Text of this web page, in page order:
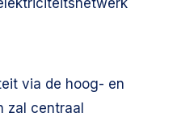
via de hoog- en
zal centraal